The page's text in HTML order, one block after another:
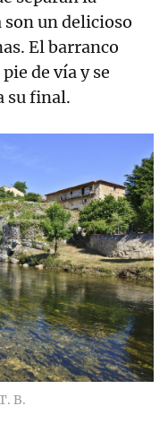
son un delicioso
El barranco
de vía y se
su final.
B.